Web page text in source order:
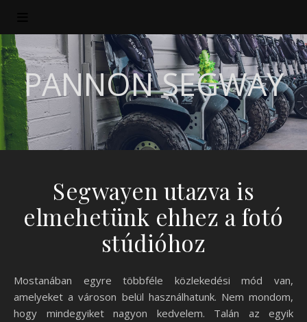
PANNON SEGWAY
Segwayen utazva is
elmehetünk ehhez a fotó
stúdióhoz
Mostanában egyre többféle közlekedési mód van,
amelyeket a városon belül használhatunk. Nem mondom,
hogy mindegyiket nagyon kedvelem. Talán az egyik